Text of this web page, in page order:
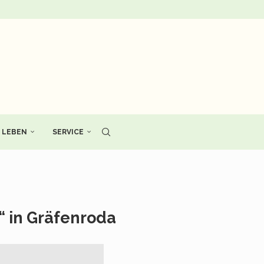
LEBEN SERVICE
in Gräfenroda